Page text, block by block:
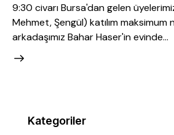
9:30 civarı Bursa'dan gelen
Mehmet, Şengül) katılım maksimum
arkadaşımız Bahar Haser'in evinde…
Kategoriler